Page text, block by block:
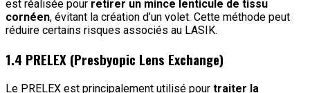
est réalisée pour retirer un mince lenticule de tissu
cornéen, évitant la création d’un volet. Cette méthode peut
réduire certains risques associés au LASIK.
1.4 PRELEX (Presbyopic Lens Exchange)
Le PRELEX est principalement utilisé pour traiter la